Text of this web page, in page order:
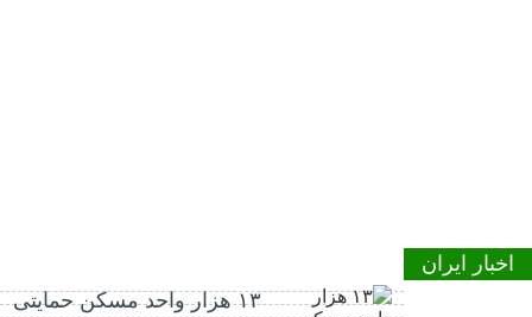
اخبار ایران
۱۳ هزار واحد مسکن حمایتی